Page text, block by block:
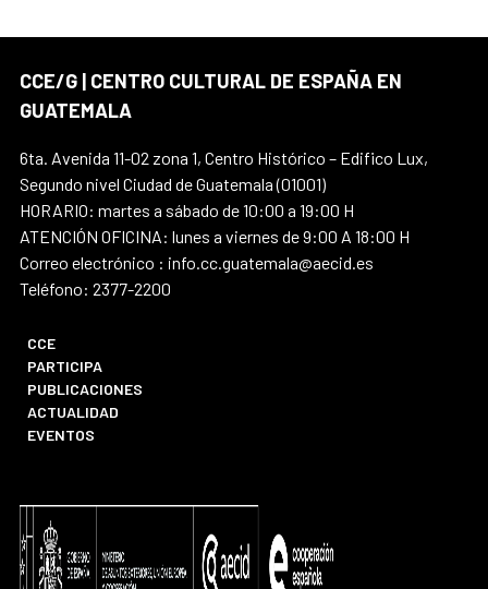
CCE/G | CENTRO CULTURAL DE ESPAÑA EN
GUATEMALA
6ta. Avenida 11-02 zona 1, Centro Histórico – Edifico Lux,
Segundo nivel Ciudad de Guatemala (01001)
HORARIO: martes a sábado de 10:00 a 19:00 H
ATENCIÓN OFICINA: lunes a viernes de 9:00 A 18:00 H
Correo electrónico : info.cc.guatemala@aecid.es
Teléfono: 2377-2200
CCE
PARTICIPA
PUBLICACIONES
ACTUALIDAD
EVENTOS